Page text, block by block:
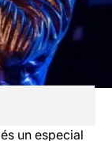
és un especial